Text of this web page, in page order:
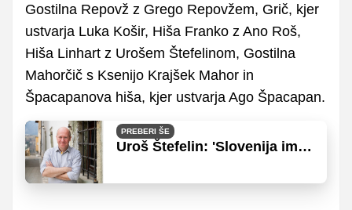
Gostilna Repovž z Grego Repovžem, Grič, kjer
ustvarja Luka Košir, Hiša Franko z Ano Roš,
Hiša Linhart z Urošem Štefelinom, Gostilna
Mahorčič s Ksenijo Krajšek Mahor in
Špacapanova hiša, kjer ustvarja Ago Špacapan.
PREBERI ŠE
Uroš Štefelin: 'Slovenija ima